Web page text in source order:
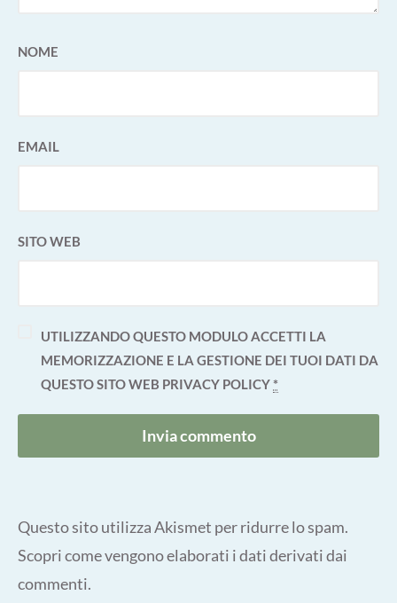
NOME
EMAIL
SITO WEB
UTILIZZANDO QUESTO MODULO ACCETTI LA
MEMORIZZAZIONE E LA GESTIONE DEI TUOI DATI DA
QUESTO SITO WEB PRIVACY POLICY*
Questo sito utilizza Akismet per ridurre lo spam.
Scopri come vengono elaborati i dati derivati dai
commenti.